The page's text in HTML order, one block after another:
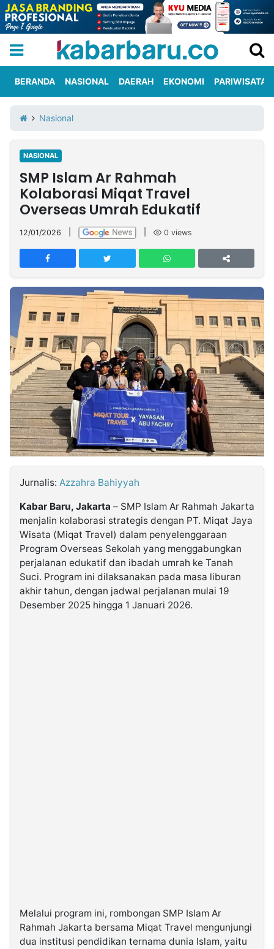
Iklan
Berita
Kami
Nasional
International
Olahraga
Entertainment
Daerah
Pariwisata
Kuliner
Kolom
Network
PT
TREETAN
INDONESIA
Partner
Insight
NTB
Suara
Time
Lens
IDN
Daily
Jogja
Jalan
Rakyat
Idealita
News
Kita
Notice
Radar
Baru
Seedbacklink
Follow
Kabarbaru
Kabarbaru.co
2026
BERANDA NASIONAL DAERAH EKONOMI PARIWISATA
Nasional
NASIONAL
SMP Islam Ar Rahmah
Kolaborasi Miqat Travel
Overseas Umrah Edukatif
12/01/2026 0 views
Jurnalis: Azzahra Bahiyyah
Kabar Baru, Jakarta – SMP Islam Ar Rahmah Jakarta
menjalin kolaborasi strategis dengan PT. Miqat Jaya
Wisata (Miqat Travel) dalam penyelenggaraan
Program Overseas Sekolah yang menggabungkan
perjalanan edukatif dan ibadah umrah ke Tanah
Suci. Program ini dilaksanakan pada masa liburan
akhir tahun, dengan jadwal perjalanan mulai 19
Desember 2025 hingga 1 Januari 2026.
Melalui program ini, rombongan SMP Islam Ar
Rahmah Jakarta bersama Miqat Travel mengunjungi
dua institusi pendidikan ternama dunia Islam, yaitu